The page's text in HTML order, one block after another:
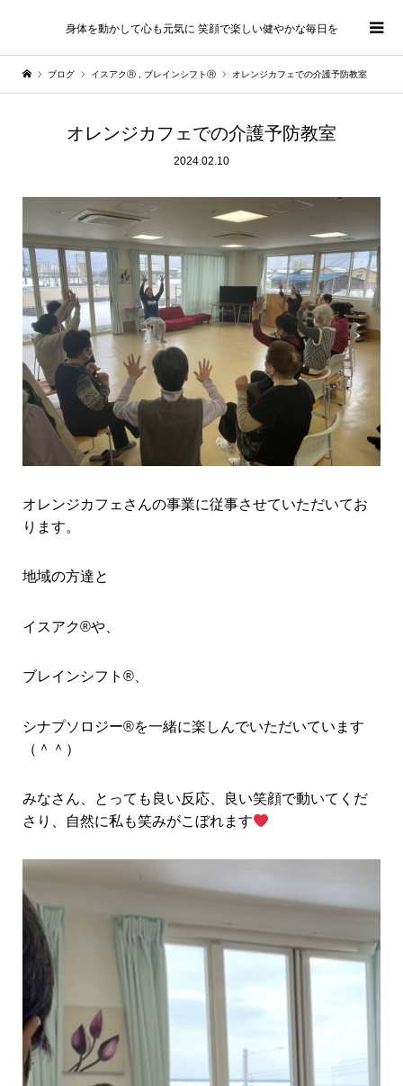
身体を動かして心も元気に 笑顔で楽しい健やかな毎日を
ブログ イスアクⓇ ブレインシフトⓇ オレンジカフェでの介護予防教室
オレンジカフェでの介護予防教室
2024.02.10
オレンジカフェさんの事業に従事させていただいてお
ります。
地域の方達と
イスアク®や、
ブレインシフト®、
シナプソロジー®を一緒に楽しんでいただいています
（＾＾）
みなさん、とっても良い反応、良い笑顔で動いてくだ
さり、自然に私も笑みがこぼれます